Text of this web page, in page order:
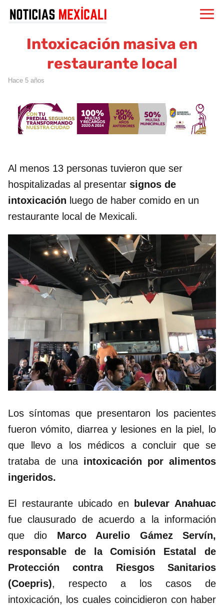
Intoxicación masiva en
restaurante local
hace 5 años
Al menos 13 personas tuvieron que ser
hospitalizadas al presentar signos de
intoxicación luego de haber comido en un
restaurante local de Mexicali.
Los síntomas que presentaron los pacientes
fueron vómito, diarrea y lesiones en la piel, lo
que llevo a los médicos a concluir que se
trataba de una intoxicación por alimentos
ingeridos.
El restaurante ubicado en
bulevar Anahuac
fue clausurado de acuerdo a la información
que dio Marco Aurelio Gámez Servín,
responsable de la Comisión Estatal de
Protección contra Riesgos Sanitarios
(Coepris), respecto a los casos de
intoxicación, los cuales coincidieron con haber